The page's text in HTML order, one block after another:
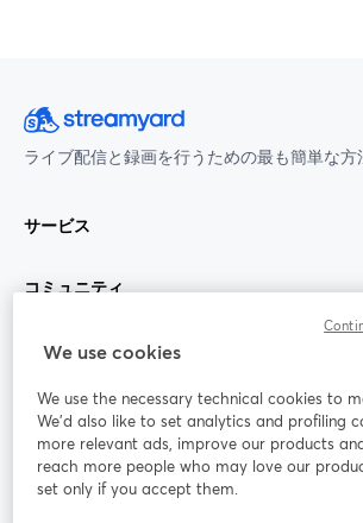
ライブ配信と録画を行うための最も簡単な方
サービス
コミュニティ
StreamYard：
参加する
ライ
ンセ
Facebook
新しいタブで開く(Twitter)
We use cookies
We use the necessary technical cookies to
We'd also like to set analytics and profiling
more relevant ads, improve our products
reach more people who may love our
set only if you accept them.